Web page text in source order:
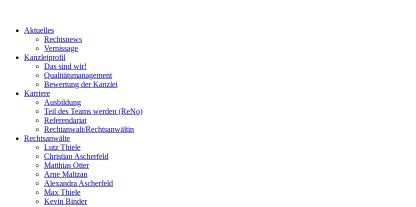
Aktuelles
Rechtsnews
Vernissage
Kanzleiprofil
Das sind wir!
Qualitätsmanagement
Bewertung der Kanzlei
Karriere
Ausbildung
Teil des Teams werden (ReNo)
Referendariat
Rechtanwalt/Rechtsanwältin
Rechtsanwälte
Lutz Thiele
Christian Ascherfeld
Matthias Otter
Arne Maltzan
Alexandra Ascherfeld
Max Thiele
Kevin Binder